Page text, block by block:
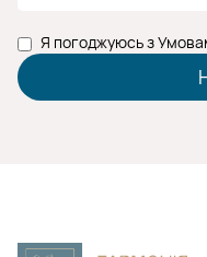
Я погоджуюсь з